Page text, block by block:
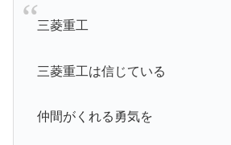
三菱重工
三菱重工は信じている
仲間がくれる勇気を